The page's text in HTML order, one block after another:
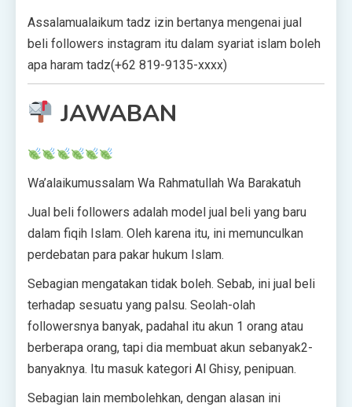
Assalamualaikum tadz izin bertanya mengenai jual
beli followers instagram itu dalam syariat islam boleh
apa haram tadz(+62 819-9135-xxxx)
JAWABAN
Wa’alaikumussalam Wa Rahmatullah Wa Barakatuh
Jual beli followers adalah model jual beli yang baru
dalam fiqih Islam. Oleh karena itu, ini memunculkan
perdebatan para pakar hukum Islam.
Sebagian mengatakan tidak boleh. Sebab, ini jual beli
terhadap sesuatu yang palsu. Seolah-olah
followersnya banyak, padahal itu akun 1 orang atau
berberapa orang, tapi dia membuat akun sebanyak2-
banyaknya. Itu masuk kategori Al Ghisy, penipuan.
Sebagian lain membolehkan, dengan alasan ini